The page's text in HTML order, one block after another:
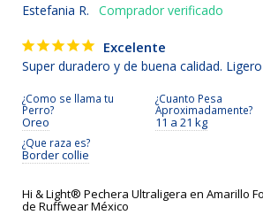
Estefania R.
Excelente
Super duradero y de buena calidad.
¿Como se llama tu
Perro?
Oreo
¿Cuanto Pesa
Aproximadamente?
11 a 21 kg
¿Que raza es?
Border collie
Hi & Light® Pechera Ultraligera en Amarillo
de Ruffwear México